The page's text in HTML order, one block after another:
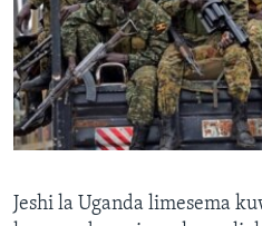
Jeshi la Uganda limesema